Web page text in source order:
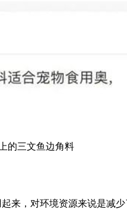
的三文鱼边角料
来，对环境资源来说是减